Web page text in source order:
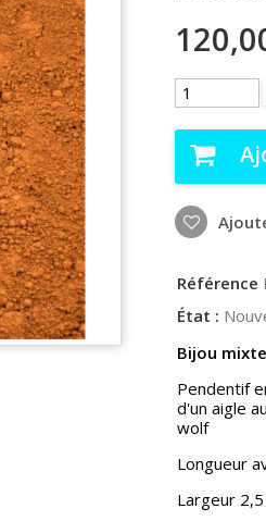
Référence
État :
Bijou mixte
Pendentif
d'un aigle
wolf
Longueur
Largeur